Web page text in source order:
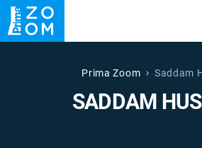
ZRÁDCI UFO DRUHÁ
VETŘELCI DÁVNOVĚKU
Prima Zoom Saddam
SADDAM